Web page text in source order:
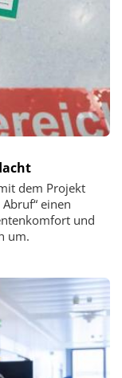
dem Projekt
einen
und
um.